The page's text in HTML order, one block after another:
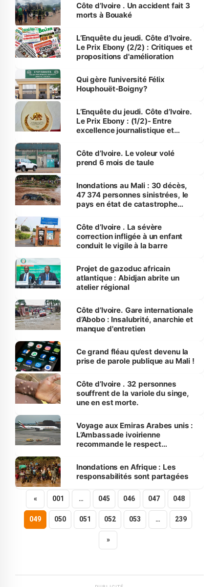
Côte d’Ivoire . Un accident fait 3
morts à Bouaké
L’Enquête du jeudi. Côte d’Ivoire.
Le Prix Ebony (2/2) : Critiques et
propositions d'amélioration
Qui gère l’université Félix
Houphouët-Boigny?
L’Enquête du jeudi. Côte d’Ivoire.
Le Prix Ebony : (1/2)- Entre
excellence journalistique et
Côte d’Ivoire. Le voleur volé
prend 6 mois de taule
Inondations au Mali : 30 décès,
47 374 personnes sinistrées, le
pays en état de catastrophe
Côte d’Ivoire . La sévère
correction infligée à un enfant
conduit le vigile à la barre
Projet de gazoduc africain
atlantique : Abidjan abrite un
atelier régional
Côte d’Ivoire. Gare internationale
d’Abobo : Insalubrité, anarchie et
manque d'entretien
Ce grand fléau qu’est devenu la
prise de parole publique au Mali !
Côte d’Ivoire . 32 personnes
souffrent de la variole du singe,
une en est morte.
Voyage aux Emiras Arabes unis :
L’Ambassade ivoirienne
recommande le respect
exigées
Inondations en Afrique : Les
responsabilités sont partagées
« 001 … 045 046 047 048
049 050 051 052 053 … 239
»